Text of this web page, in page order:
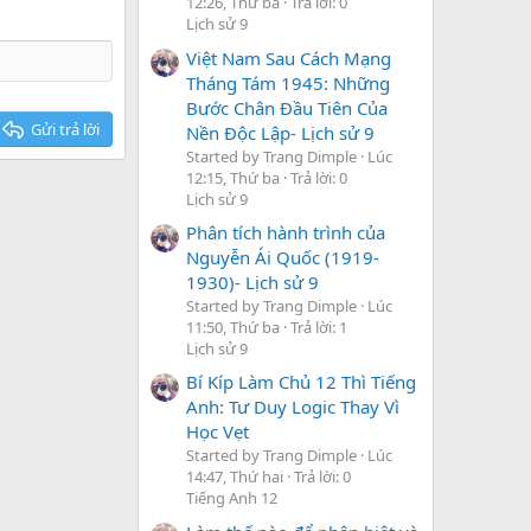
Gửi trả lời
Lịch sử 9
Việt Nam Sau Cách Mạng
Tháng Tám 1945: Những
Bước Chân Đầu Tiên Của
Nền Độc Lập- Lịch sử 9
Started by Trang Dimple Lúc
12:15, Thứ ba Trả lời: 0
Lịch sử 9
Phân tích hành trình của
Nguyễn Ái Quốc (1919-
1930)- Lịch sử 9
Started by Trang Dimple Lúc
11:50, Thứ ba Trả lời: 1
Lịch sử 9
Bí Kíp Làm Chủ 12 Thì Tiếng
Anh: Tư Duy Logic Thay Vì
Học Vẹt
Started by Trang Dimple Lúc
14:47, Thứ hai Trả lời: 0
Tiếng Anh 12